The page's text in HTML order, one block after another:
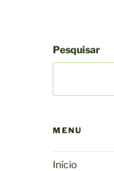
Pesquisar
MENU
Início